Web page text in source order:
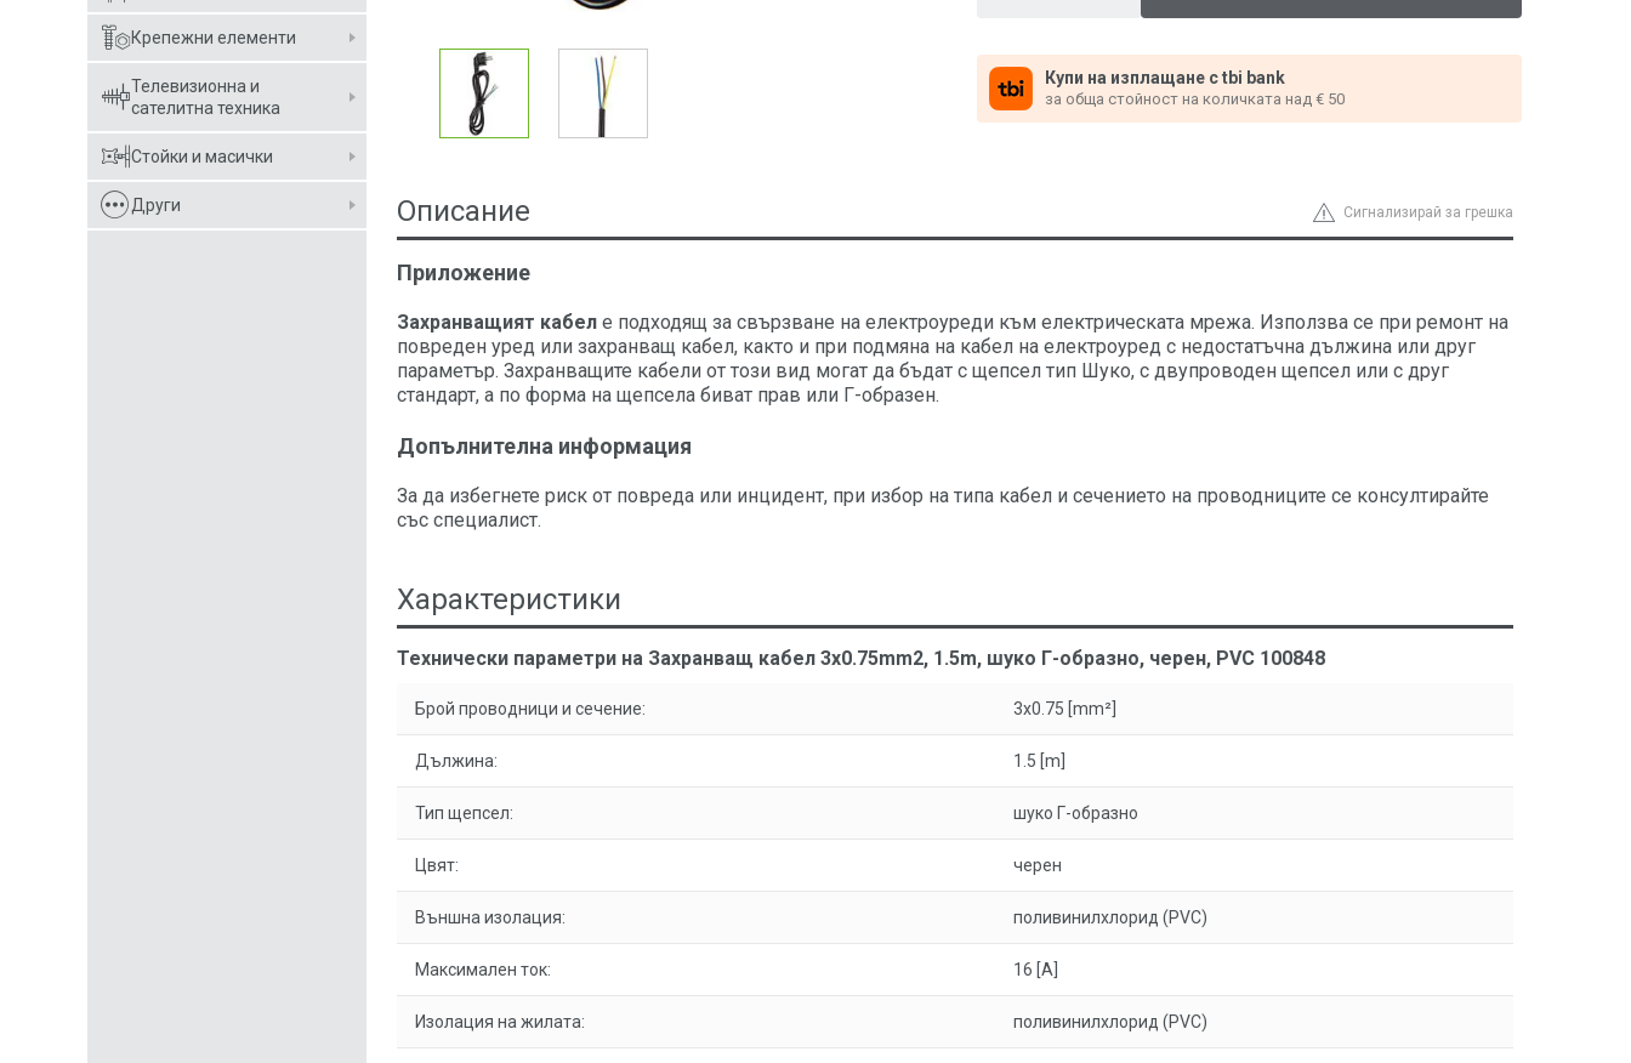
Крепежни елементи
Телевизионна и
сателитна техника
Стойки и масички
Други
Купи на изплащане с tbi bank
за обща стойност на количката над € 50
Сигнализирай за грешка
Описание
Приложение
Захранващият кабел е подходящ за свързване на електроуреди към електрическата мрежа. Използва се при ремонт на
повреден уред или захранващ кабел, както и при подмяна на кабел на електроуред с недостатъчна дължина или друг
параметър. Захранващите кабели от този вид могат да бъдат с щепсел тип Шуко, с двупроводен щепсел или с друг
стандарт, а по форма на щепсела биват прав или Г-образен.
Допълнителна информация
За да избегнете риск от повреда или инцидент, при избор на типa кабел и сечението на проводниците се консултирайте
със специалист.
Характеристики
Технически параметри на Захранващ кабел 3x0.75mm2, 1.5m, шуко Г-образно, черен, PVC 100848
Брой проводници и сечение: 3x0.75 [mm²]
Дължина: 1.5 [m]
Тип щепсел: шуко Г-образно
Цвят: черен
Външна изолация: поливинилхлорид (PVC)
Максимален ток: 16 [A]
Изолация на жилата: поливинилхлорид (PVC)